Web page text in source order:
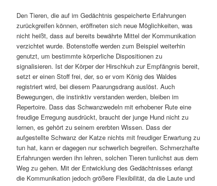
Den Tieren, die auf im Gedächtnis gespeicherte Erfahrungen
zurückgreifen können, eröffneten sich neue Möglichkeiten, was
nicht heißt, dass auf bereits bewährte Mittel der Kommunikation
verzichtet wurde. Botenstoffe werden zum Beispiel weiterhin
genutzt, um bestimmte körperliche Dispositionen zu
signalisieren. Ist der Körper der Hirschkuh zur Empfängnis bereit,
setzt er einen Stoff frei, der, so er vom König des Waldes
registriert wird, bei diesem Paarungsdrang auslöst. Auch
Bewegungen, die instinktiv verstanden werden, bleiben im
Repertoire. Dass das Schwanzwedeln mit erhobener Rute eine
freudige Erregung ausdrückt, braucht der junge Hund nicht zu
lernen, es gehört zu seinem ererbten Wissen. Dass der
aufgestellte Schwanz der Katze nichts mit freudiger Erwartung zu
tun hat, kann er dagegen nur schwerlich begreifen. Schmerzhafte
Erfahrungen werden ihn lehren, solchen Tieren tunlichst aus dem
Weg zu gehen. Mit der Entwicklung des Gedächtnisses erlangt
die Kommunikation jedoch größere Flexibilität, da die Laute und